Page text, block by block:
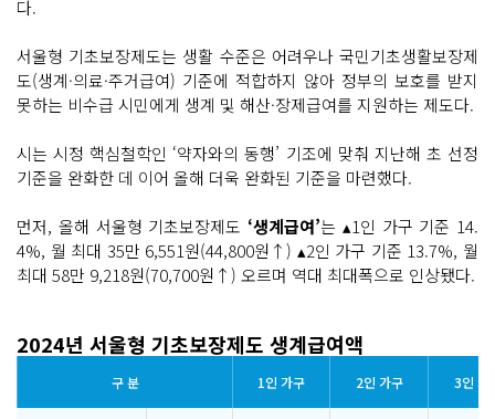
다.
서울형 기초보장제도는 생활 수준은 어려우나 국민기초생활보장제
도(생계·의료·주거급여) 기준에 적합하지 않아 정부의 보호를 받지
못하는 비수급 시민에게 생계 및 해산·장제급여를 지원하는 제도다.
시는 시정 핵심철학인 ‘약자와의 동행’ 기조에 맞춰 지난해 초 선정
기준을 완화한 데 이어 올해 더욱 완화된 기준을 마련했다.
먼저, 올해 서울형 기초보장제도 ‘생계급여’는 ▴1인 가구 기준 14.
4%, 월 최대 35만 6,551원(44,800원↑) ▴2인 가구 기준 13.7%, 월
최대 58만 9,218원(70,700원↑) 오르며 역대 최대폭으로 인상됐다.
2024년 서울형 기초보장제도 생계급여액
구 분 1인 가구 2인 가구 3인 가